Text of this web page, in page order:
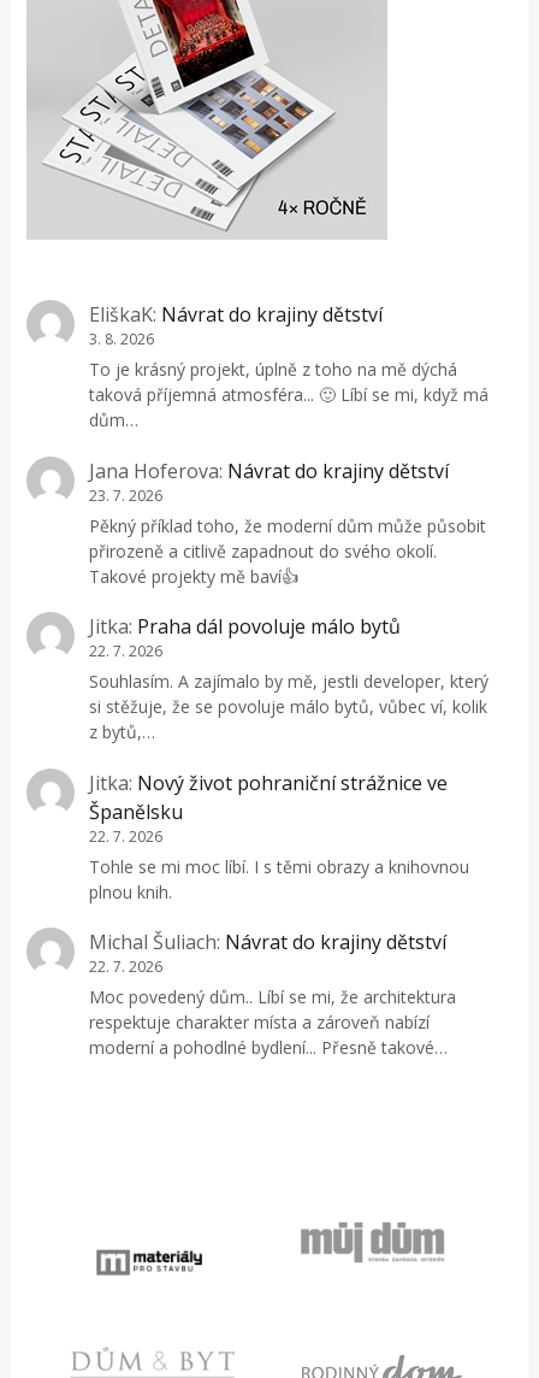
EliškaK: Návrat do krajiny dětství
3. 8. 2026
To je krásný projekt, úplně z toho na mě dýchá
taková příjemná atmosféra... 🙂 Líbí se mi, když má
dům…
Jana Hoferova: Návrat do krajiny dětství
23. 7. 2026
Pěkný příklad toho, že moderní dům může působit
přirozeně a citlivě zapadnout do svého okolí.
Takové projekty mě baví👍
Jitka: Praha dál povoluje málo bytů
22. 7. 2026
Souhlasím. A zajímalo by mě, jestli developer, který
si stěžuje, že se povoluje málo bytů, vůbec ví, kolik
z bytů,…
Jitka: Nový život pohraniční strážnice ve
Španělsku
22. 7. 2026
Tohle se mi moc líbí. I s těmi obrazy a knihovnou
plnou knih.
Michal Šuliach: Návrat do krajiny dětství
22. 7. 2026
Moc povedený dům.. Líbí se mi, že architektura
respektuje charakter místa a zároveň nabízí
moderní a pohodlné bydlení... Přesně takové…